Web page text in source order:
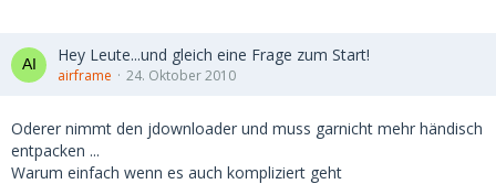
Hey Leute...und gleich eine Frage zum Start!
airframe 24. Oktober 2010
Oderer nimmt den jdownloader und muss garnicht mehr händisch
entpacken ...
Warum einfach wenn es auch kompliziert geht